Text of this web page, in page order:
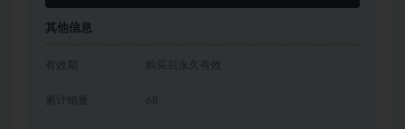
其他信息
有效期 购买后永久有效
累计销量 68